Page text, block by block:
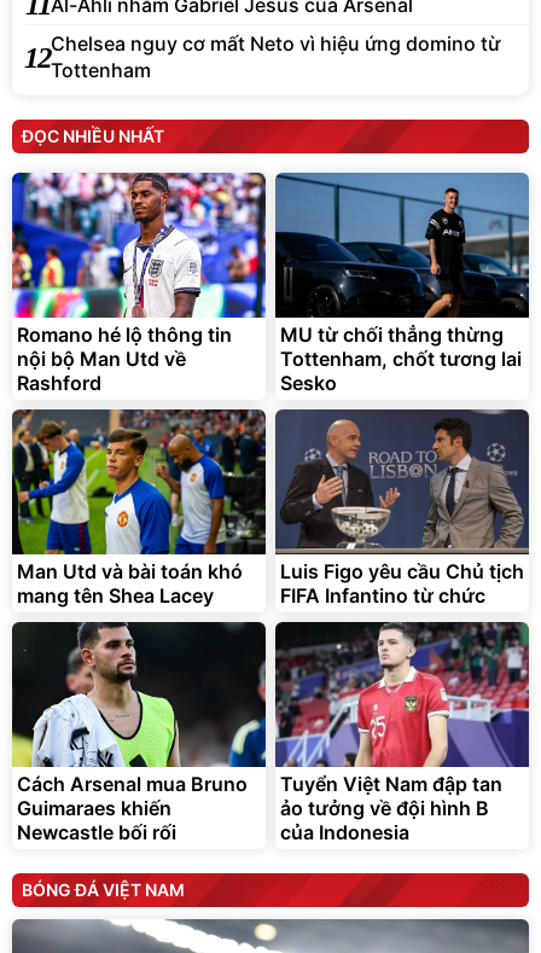
12Chelsea nguy cơ mất Neto vì hiệu ứng domino từ
Tottenham
ĐỌC NHIỀU NHẤT
Romano hé lộ thông tin
nội bộ Man Utd về
Rashford
MU từ chối thẳng thừng
Tottenham, chốt tương lai
Sesko
Man Utd và bài toán khó
mang tên Shea Lacey
Luis Figo yêu cầu Chủ tịch
FIFA Infantino từ chức
Cách Arsenal mua Bruno
Guimaraes khiến
Newcastle bối rối
Tuyển Việt Nam đập tan
ảo tưởng về đội hình B
của Indonesia
BÓNG ĐÁ VIỆT NAM